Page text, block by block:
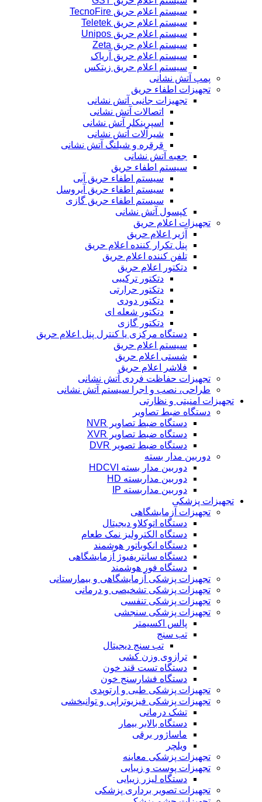
سیستم اعلام حریق TecnoFire
سیستم اعلام حریق Teletek
سیستم اعلام حریق Unipos
سیستم اعلام حریق Zeta
سیستم اعلام حریق آریاک
سیستم اعلام حریق زیتکس
پمپ آتش نشانی
تجهیزات اطفاء حریق
تجهیزات جانبی آتش نشانی
اتصالات آتش نشانی
اسپرینکلر آتش نشانی
شیرآلات آتش نشانی
قرقره و شیلنگ آتش نشانی
جعبه آتش نشانی
سیستم اطفاء حریق
سیستم اطفاء حریق آبی
سیستم اطفاء حریق آیروسل
سیستم اطفاء حریق گازی
کپسول آتش نشانی
تجهیزات اعلام حریق
آژیر اعلام حریق
پنل تکرار کننده اعلام حریق
تلفن کننده اعلام حریق
دتکتور اعلام حریق
دتکتور ترکیبی
دتکتور حرارتی
دتکتور دودی
دتکتور شعله ای
دتکتور گازی
دستگاه مرکزی یا کنترل پنل اعلام حریق
سیستم اعلام حریق
شستی اعلام حریق
فلاشر اعلام حریق
تجهیزات حفاظت فردی آتش نشانی
طراحی، نصب و اجرا سیستم آتش نشانی
تجهیزات امنیتی و نظارتی
دستگاه ضبط تصاویر
دستگاه ضبط تصاویر NVR
دستگاه ضبط تصاویر XVR
دستگاه ضبط تصویر DVR
دوربین مدار بسته
دوربین مدار بسته HDCVI
دوربین مداربسته HD
دوربین مداربسته IP
تجهیزات پزشکی
تجهیزات آزمایشگاهی
دستگاه اتوکلاو دیجیتال
دستگاه الکترولیز نمک طعام
دستگاه انکوباتور هوشمند
دستگاه سانتریفیوژ آزمایشگاهی
دستگاه فور هوشمند
تجهیزات پزشکی آزمایشگاهی و بیمارستانی
تجهیزات پزشکی تشخیصی و درمانی
تجهیزات پزشکی تنفسی
تجهیزات پزشکی سنجشی
پالس اکسیمتر
تب سنج
تب سنج دیجیتال
ترازوی وزن کشی
دستگاه تست قند خون
دستگاه فشارسنج خون
تجهیزات پزشکی طبی و ارتوپدی
تجهیزات پزشکی فیزیوتراپی و توانبخشی
تشک درمانی
دستگاه بالابر بیمار
ماساژور برقی
ویلچر
تجهیزات پزشکی معاینه
تجهیزات پوست و زیبایی
دستگاه لیزر زیبایی
تجهیزات تصویر برداری پزشکی